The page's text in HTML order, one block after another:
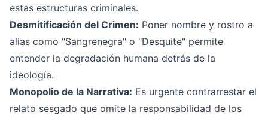
estas estructuras criminales.
Desmitificación del Crimen: Poner nombre y rostro a
alias como "Sangrenegra" o "Desquite" permite
entender la degradación humana detrás de la
ideología.
Monopolio de la Narrativa: Es urgente contrarrestar el
relato sesgado que omite la responsabilidad de los